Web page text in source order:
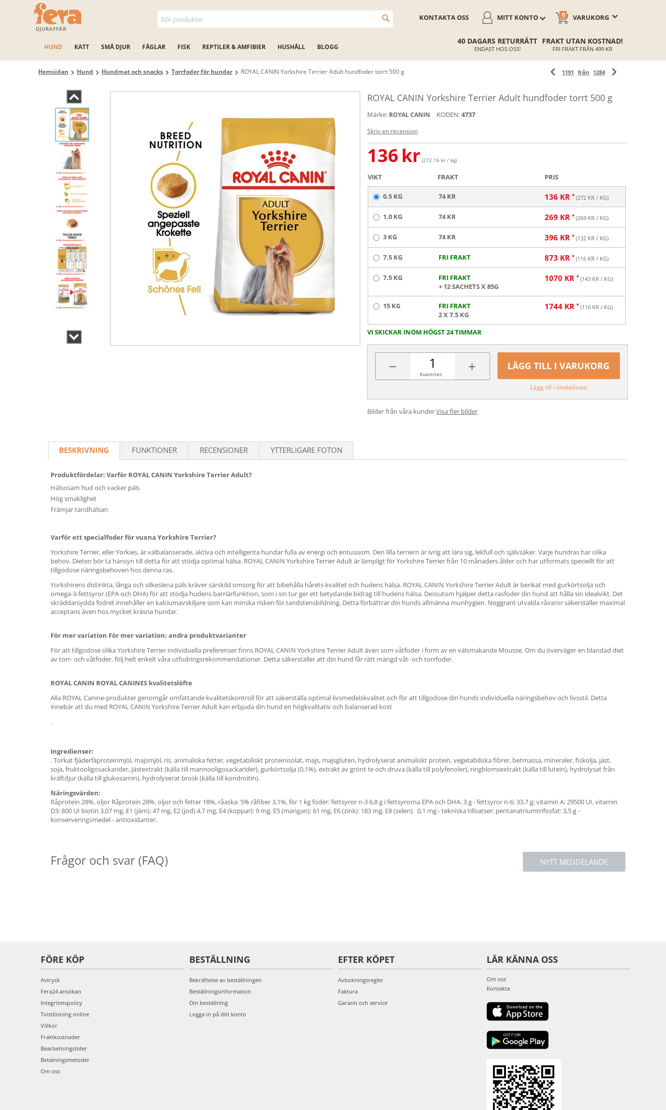
DJURAFFÄR
VARUKORG
0
MITT KONTO
KONTAKTA OSS
HUND KATT SMÅ DJUR FÅGLAR FISK REPTILER & AMFIBIER HUSHÅLL BLOGG
40 DAGARS RETURRÄTT
ENDAST HOS OSS!
FRAKT UTAN KOSTNAD!
FRI FRAKT FRÅN 499 KR
Hemsidan Hund Hundmat och snacks Torrfoder för hundar ROYAL CANIN Yorkshire Terrier Adult hundfoder torrt 500 g 1191 från 1284
ROYAL CANIN Yorkshire Terrier Adult hundfoder torrt 500 g
Märke: ROYAL CANIN KODEN:4737
Skriv en recension
136kr (272.16 kr / kg)
VIKT FRAKT PRIS
0.5 KG 74 KR 136 KR (272KR / KG)
1.0 KG 74 KR 269 KR (269KR / KG)
3 KG 74 KR 396 KR (132KR / KG)
7.5 KG FRI FRAKT 873 KR (116KR / KG)
7.5 KG
FRI FRAKT
+ 12 SACHETS X 85G
1070 KR (143KR / KG)
15 KG
FRI FRAKT
2 X 7.5 KG
1744KR (116KR / KG)
VI SKICKAR INOM HÖGST 24 TIMMAR
− +
Kvantitet:
LÄGG TILL I VARUKORG
Lägg till i önskelistan
Bilder från våra kunderVisa fler bilder
BESKRIVNING FUNKTIONER RECENSIONER YTTERLIGARE FOTON
Produktfördelar: Varför ROYAL CANIN Yorkshire Terrier Adult?
Hälsosam hud och vacker päls
Hög smaklighet
Främjar tandhälsan
Varför ett specialfoder för vuxna Yorkshire Terrier?
Yorkshire Terrier, eller Yorkies, är välbalanserade, aktiva och intelligenta hundar fulla av energi och entusiasm. Den lilla terriern är ivrig att lära sig, lekfull och självsäker. Varje hundras har olika
behov. Dieten bör ta hänsyn till detta för att stödja optimal hälsa. ROYAL CANIN Yorkshire Terrier Adult är lämpligt för Yorkshire Terrier från 10 månaders ålder och har utformats speciellt för att
tillgodose näringsbehoven hos denna ras.
Yorkshirens distinkta, långa och silkeslena päls kräver särskild omsorg för att bibehålla hårets kvalitet och hudens hälsa. ROYAL CANIN Yorkshire Terrier Adult är berikat med gurkörtsolja och
omega-3-fettsyror (EPA och DHA) för att stödja hudens barriärfunktion, som i sin tur ger ett betydande bidrag till hudens hälsa. Dessutom hjälper detta rasfoder din hund att hålla sin idealvikt. Det
skräddarsydda fodret innehåller en kalciumavskiljare som kan minska risken för tandstensbildning. Detta förbättrar din hunds allmänna munhygien. Noggrant utvalda råvaror säkerställer maximal
acceptans även hos mycket kräsna hundar.
För mer variation För mer variation: andra produktvarianter
För att tillgodose olika Yorkshire Terrier individuella preferenser finns ROYAL CANIN Yorkshire Terrier Adult även som våtfoder i form av en välsmakande Mousse. Om du överväger en blandad diet
av torr- och våtfoder, följ helt enkelt våra utfodringsrekommendationer. Detta säkerställer att din hund får rätt mängd våt- och torrfoder.
ROYAL CANIN ROYAL CANINES kvalitetslöfte
Alla ROYAL Canine-produkter genomgår omfattande kvalitetskontroll för att säkerställa optimal livsmedelskvalitet och för att tillgodose din hunds individuella näringsbehov och livsstil. Detta
innebär att du med ROYAL CANIN Yorkshire Terrier Adult kan erbjuda din hund en högkvalitativ och balanserad kost
.
Ingredienser:
. Torkat fjäderfäproteinmjöl, majsmjöl, ris, animaliska fetter, vegetabiliskt proteinisolat, majs, majsgluten, hydrolyserat animaliskt protein, vegetabiliska fibrer, betmassa, mineraler, fiskolja, jäst,
soja, fruktooligosackarider, jästextrakt (källa till mannooligosackarider), gurkörtsolja (0,1%), extrakt av grönt te och druva (källa till polyfenoler), ringblomsextrakt (källa till lutein), hydrolysat från
kräftdjur (källa till glukosamin), hydrolyserat brosk (källa till kondroitin).
Näringsvärden:
Råprotein 28%, oljor Råprotein 28%, oljor och fetter 18%, råaska: 5% råfiber 3,1%, för 1 kg foder: fettsyror n-3 6,8 g i fettsyrorna EPA och DHA: 3 g - fettsyror n-6: 33,7 g; vitamin A: 29500 UI, vitamin
D3: 800 UI biotin 3,07 mg, E1 (järn): 47 mg, E2 (jod) 4,7 mg, E4 (koppar): 9 mg, E5 (mangan): 61 mg, E6 (zink): 183 mg, E8 (selen) 0,1 mg - tekniska tillsatser: pentanatriumtrifosfat: 3,5 g -
konserveringsmedel - antioxidanter.
NYTT MEDDELANDE
Frågor och svar (FAQ)
FÖRE KÖP
Avtryck
Fera24 ansökan
Integritetspolicy
Tvistlösning online
Villkor
Fraktkostnader
Bearbetningstider
Betalningsmetoder
Om oss
BESTÄLLNING
Bekräftelse av beställningen
Beställningsinformation
Din beställning
Logga in på ditt konto
EFTER KÖPET
Avbokningsregler
Faktura
Garanti och service
LÄR KÄNNA OSS
Om oss
Kontakta